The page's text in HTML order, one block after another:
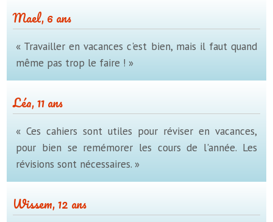
Mael, 6 ans
« Travailler en vacances c'est bien, mais il faut quand
même pas trop le faire ! »
Léa, 11 ans
« Ces cahiers sont utiles pour réviser en vacances,
pour bien se remémorer les cours de l'année. Les
révisions sont nécessaires. »
Wissem, 12 ans